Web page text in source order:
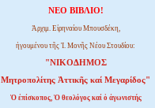
ΝΕΟ ΒΙΒΛΙΟ!
Ἀρχιμ. Εἰρηναίου Μπουσδέκη,
ἡγουμένου τῆς Ἱ. Μονῆς Νέου Στουδίου:
"ΝΙΚΟΔΗΜΟΣ
Μητροπολίτης Ἀττικῆς καί Μεγαρίδος"
Ὁ ἐπίσκοπος, Ὁ θεολόγος καί ὁ ἀγωνιστής